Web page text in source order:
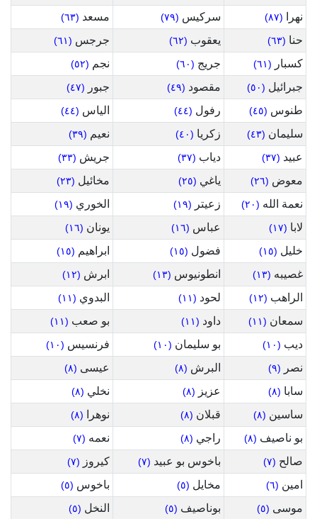
نهرا (٨٧) سركيس (٧٩) مسعد (٦٣)
حنا (٦٣) يعقوب (٦٢) جرجس (٦١)
كسبار (٦١) جريج (٦٠) نجم (٥٢)
جبرائيل (٥٠) مقصود (٤٩) جبور (٤٧)
طنوس (٤٥) رفول (٤٤) الياس (٤٤)
سليمان (٤٣) زكريا (٤٠) نعيم (٣٩)
عبيد (٣٧) دياب (٣٧) جريش (٣٣)
معوض (٢٦) ياغي (٢٥) مخائيل (٢٣)
نعمة الله (٢٠) زعيتر (١٩) الخوري (١٩)
لابا (١٧) عباس (١٦) يونان (١٦)
خليل (١٥) فضول (١٥) ابراهيم (١٥)
غصيبه (١٣) انطونيوس (١٣) ابرش (١٢)
الراهب (١٢) لحود (١١) البدوي (١١)
سمعان (١١) داود (١١) بو صعب (١١)
ديب (١٠) بو سليمان (١٠) فرنسيس (١٠)
نصر (٩) البرش (٨) عيسى (٨)
سابا (٨) عزيز (٨) نخلي (٨)
ساسين (٨) قبلان (٨) نوهرا (٨)
بو ناصيف (٨) راجي (٨) نعمه (٧)
صالح (٧) باخوس بو عبيد (٧) كيروز (٧)
امين (٦) مخايل (٥) باخوس (٥)
موسى (٥) بوناصيف (٥) النخل (٥)